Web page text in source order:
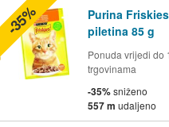
Purina
piletina 85 g
Ponuda vrijedi do
trgovinama
-35%sniženo
557 m udaljeno
-35%